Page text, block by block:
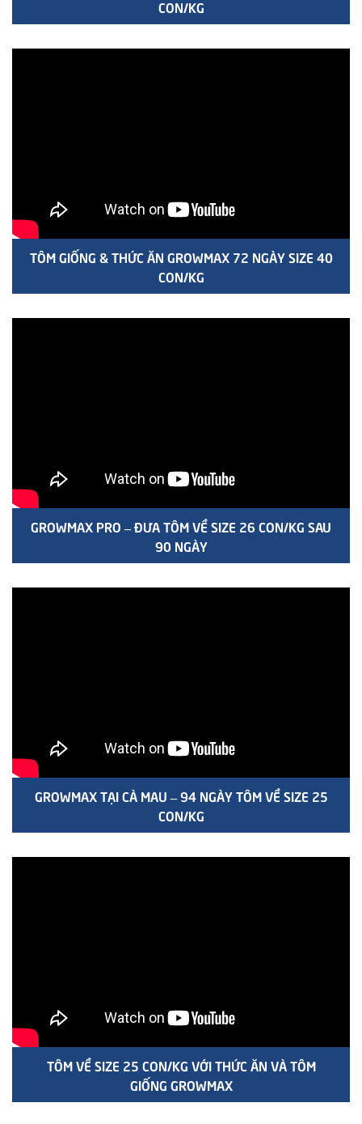
CON/KG
TÔM GIỐNG & THỨC ĂN GROWMAX 72 NGÀY SIZE 40
CON/KG
GROWMAX PRO – ĐƯA TÔM VỀ SIZE 26 CON/KG SAU
90 NGÀY
GROWMAX TẠI CÀ MAU – 94 NGÀY TÔM VỀ SIZE 25
CON/KG
TÔM VỀ SIZE 25 CON/KG VỚI THỨC ĂN VÀ TÔM
GIỐNG GROWMAX